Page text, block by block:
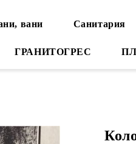
вани Санитария
ГРАНИТОГРЕС